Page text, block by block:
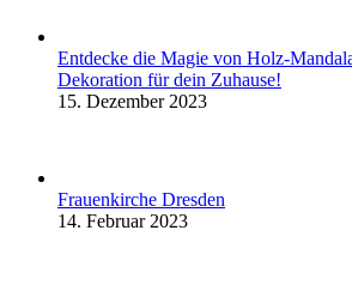
Entdecke die Magie von Holz-
Dekoration für dein Zuhause!
15. Dezember 2023
Frauenkirche Dresden
14. Februar 2023